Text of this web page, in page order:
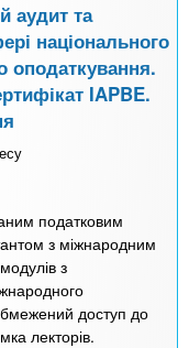
аудит та
національного
оподаткування.
IAPBE.
податковим
з міжнародним
з
доступ до
лекторів.